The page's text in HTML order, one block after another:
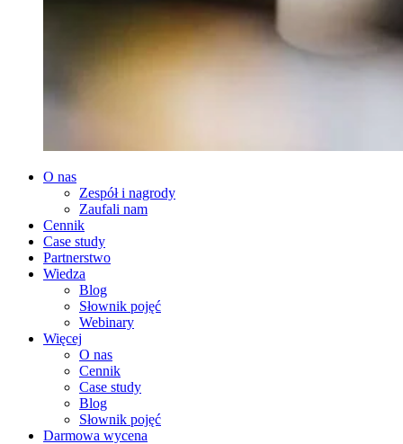
O nas
Zespół i nagrody
Zaufali nam
Cennik
Case study
Partnerstwo
Wiedza
Blog
Słownik pojęć
Webinary
Więcej
O nas
Cennik
Case study
Blog
Słownik pojęć
Darmowa wycena